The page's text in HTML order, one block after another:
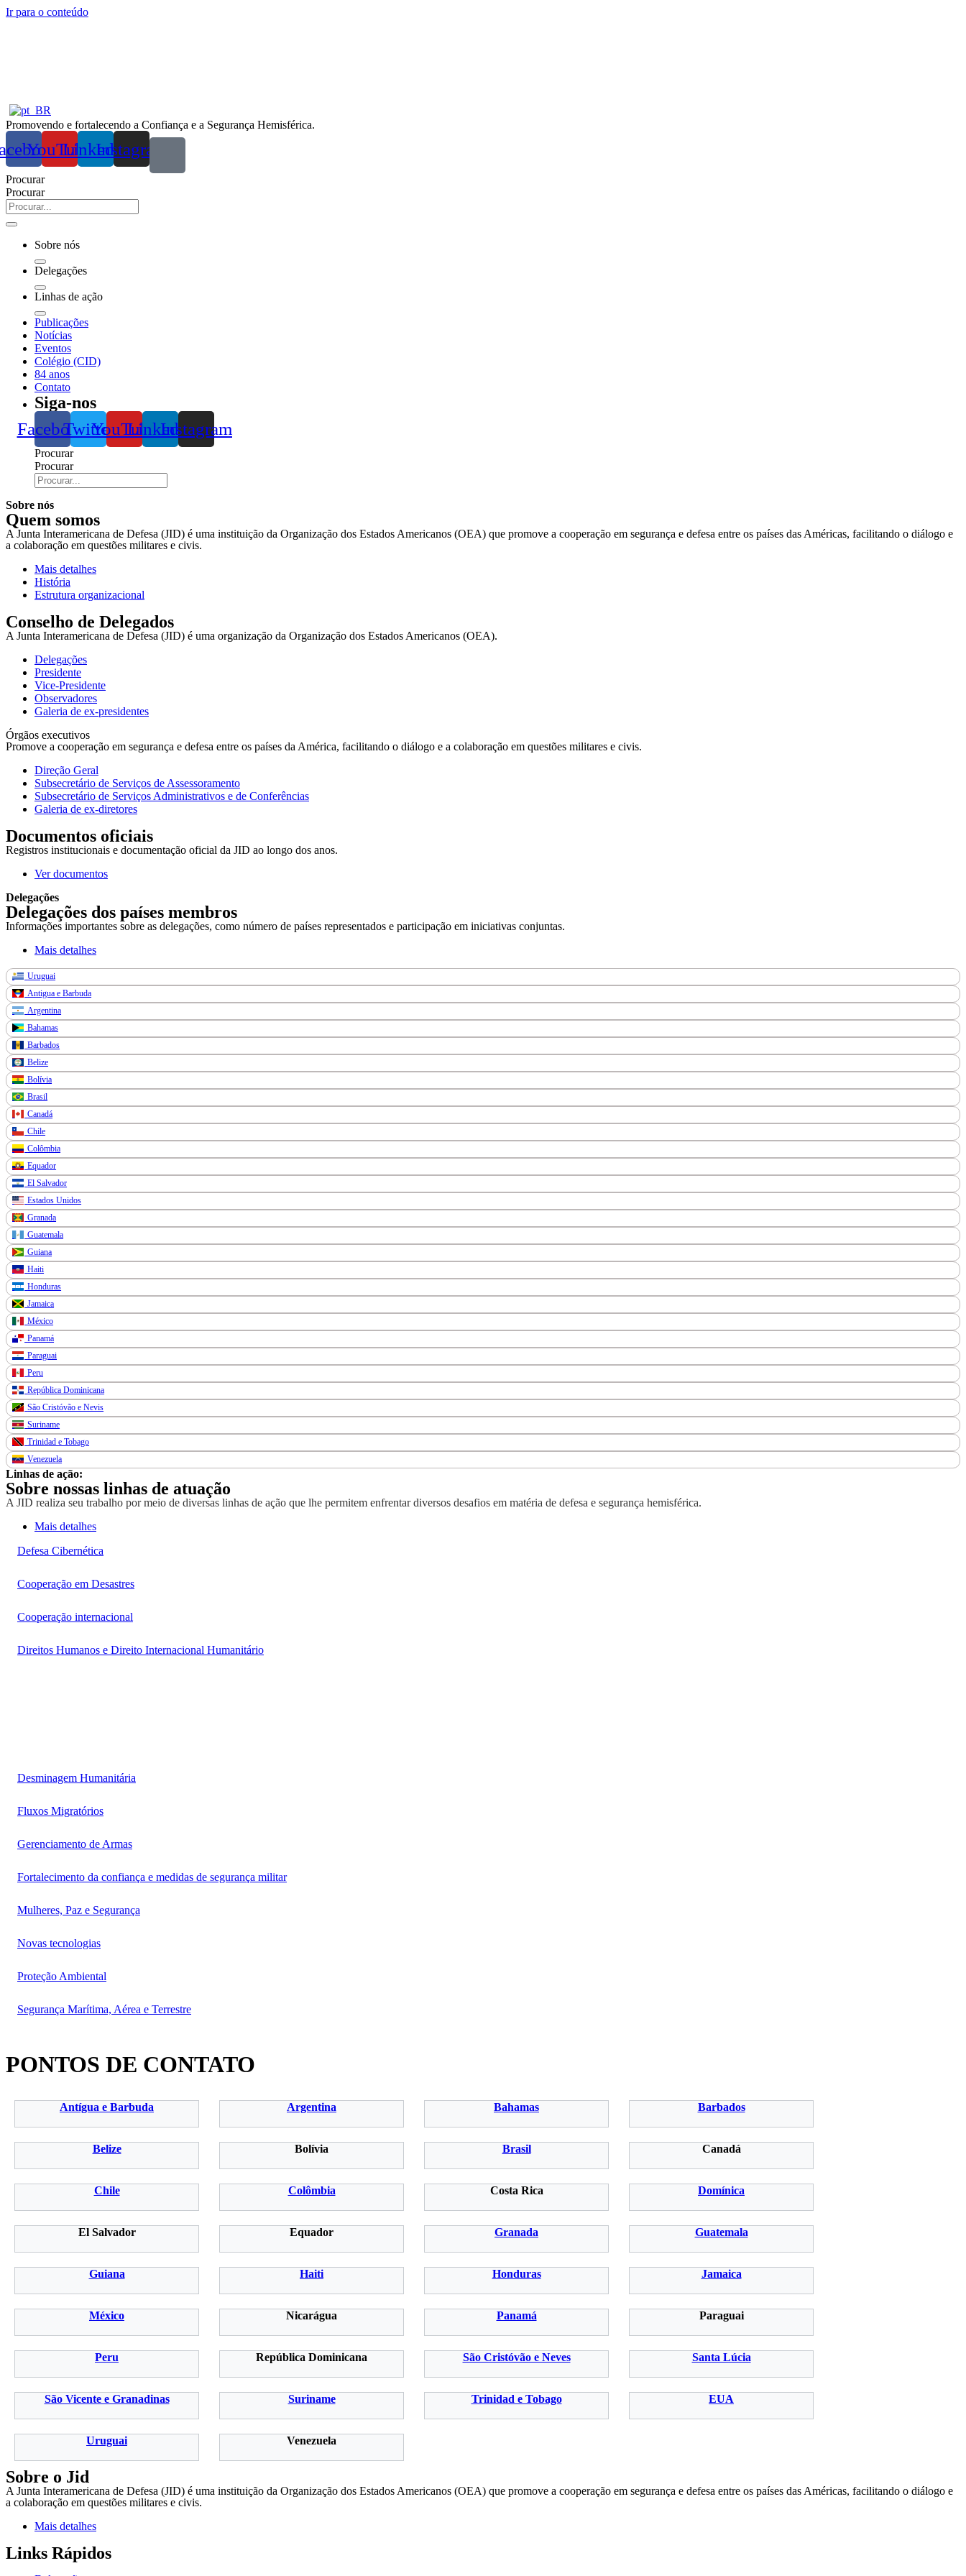
Ir para o conteúdo
Promovendo e fortalecendo a Confiança e a Segurança Hemisférica.
YouTubeLinkedin
Instagram
Procurar
Procurar
Sobre nós
Delegações
Linhas de ação
Publicações
Notícias
Eventos
Colégio (CID)
84 anos
Contato
Siga-nos
FacebookTwitterYouTubeLinkedinInstagram
Procurar
Procurar
Sobre nós
Quem somos
A Junta Interamericana de Defesa (JID) é uma instituição da Organização dos Estados Americanos (OEA) que promove a cooperação em segurança e defesa entre os países das Américas, facilitando o diálogo e
a colaboração em questões militares e civis.
Mais detalhes
História
Estrutura organizacional
Conselho de Delegados
A Junta Interamericana de Defesa (JID) é uma organização da Organização dos Estados Americanos (OEA).
Delegações
Presidente
Vice-Presidente
Observadores
Galeria de ex-presidentes
Órgãos executivos
Promove a cooperação em segurança e defesa entre os países da América, facilitando o diálogo e a colaboração em questões militares e civis.
Direção Geral
Subsecretário de Serviços de Assessoramento
Subsecretário de Serviços Administrativos e de Conferências
Galeria de ex-diretores
Documentos oficiais
Registros institucionais e documentação oficial da JID ao longo dos anos.
Ver documentos
Delegações
Delegações dos países membros
Informações importantes sobre as delegações, como número de países representados e participação em iniciativas conjuntas.
Mais detalhes
Uruguai
Antigua e Barbuda
Argentina
Bahamas
Barbados
Belize
Bolívia
Brasil
Canadá
Chile
Colômbia
Equador
El Salvador
Estados Unidos
Granada
Guatemala
Guiana
Haiti
Honduras
Jamaica
México
Panamá
Paraguai
Peru
República Dominicana
São Cristóvão e Nevis
Suriname
Trinidad e Tobago
Venezuela
Linhas de ação:
Sobre nossas linhas de atuação
A JID realiza seu trabalho por meio de diversas linhas de ação que lhe permitem enfrentar diversos desafios em matéria de defesa e segurança hemisférica.
Mais detalhes
Defesa Cibernética
Cooperação em Desastres
Cooperação internacional
Direitos Humanos e Direito Internacional Humanitário
Desminagem Humanitária
Fluxos Migratórios
Gerenciamento de Armas
Fortalecimento da confiança e medidas de segurança militar
Mulheres, Paz e Segurança
Novas tecnologias
Proteção Ambiental
Segurança Marítima, Aérea e Terrestre
PONTOS DE CONTATO
Antígua e Barbuda Argentina Bahamas Barbados
Belize Bolívia Brasil Canadá
Chile Colômbia Costa Rica Domínica
El Salvador Equador Granada Guatemala
Guiana Haiti Honduras Jamaica
México Nicarágua Panamá Paraguai
Peru República Dominicana São Cristóvão e Neves Santa Lúcia
São Vicente e Granadinas Suriname Trinidad e Tobago EUA
Uruguai Venezuela
Sobre o Jid
A Junta Interamericana de Defesa (JID) é uma instituição da Organização dos Estados Americanos (OEA) que promove a cooperação em segurança e defesa entre os países das Américas, facilitando o diálogo e
a colaboração em questões militares e civis.
Mais detalhes
Links Rápidos